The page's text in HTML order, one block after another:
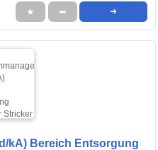
★ ➦ ➜
kA) Bereich Entsorgung